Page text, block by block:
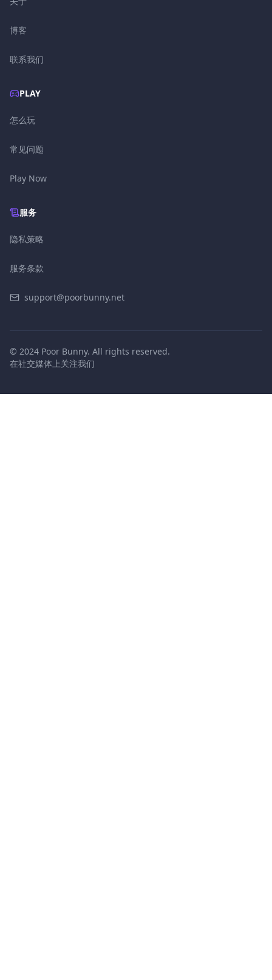
博客
联系我们
PLAY
怎么玩
常见问题
Play Now
服务
隐私策略
服务条款
support@poorbunny.net
© 2024 Poor Bunny. All rights reserved.
在社交媒体上关注我们